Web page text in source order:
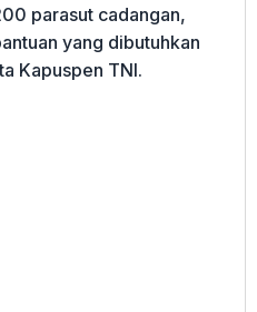
parasut cadangan,
yang dibutuhkan
Kapuspen TNI.